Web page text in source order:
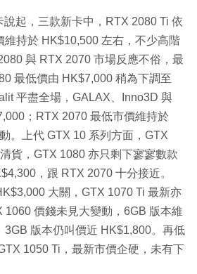
起，三款新卡中，RTX 2080 Ti 依
維持於 HK$10,500 左右，不少高階
與 RTX 2070 市場反應不俗，最
最低價由 HK$7,000 稍為下調至
平盡全場，GALAX、Inno3D 與
；RTX 2070 最低市價維持於
。上代 GTX 10 系列方面，GTX
貨，GTX 1080 亦只剩下寥寥數款
，跟 RTX 2070 十分接近。
大關，GTX 1070 Ti 最新亦
1060 價錢未見大變動，6GB 版本維
3GB 版本仍叫價近 HK$1,800。再低
1050 Ti，最新市價企硬，未有下